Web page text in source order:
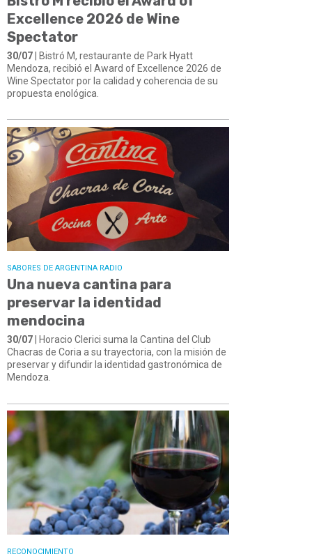
Excellence 2026 de Wine
Spectator
30/07| Bistró M, restaurante de Park Hyatt
Mendoza, recibió el Award of Excellence 2026 de
Wine Spectator por la calidad y coherencia de su
propuesta enológica.
SABORES DE ARGENTINA RADIO
Una nueva cantina para
preservar la identidad
mendocina
30/07 | Horacio Clerici suma la Cantina del Club
Chacras de Coria a su trayectoria, con la misión de
preservar y difundir la identidad gastronómica de
Mendoza.
RECONOCIMIENTO